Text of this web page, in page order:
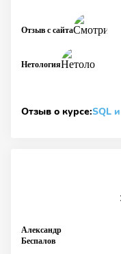
Нетология
Отзыв с сайта
Отзыв о курсе:SQL
Александр
Беспалов